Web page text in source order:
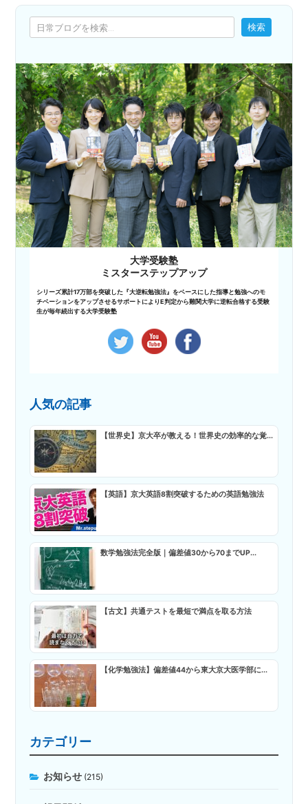
検索
検索
大学受験塾
ミスターステップアップ
シリーズ累計17万部を突破した『大逆転勉強法』をベースにした指導と勉強へのモ
チベーションをアップさせるサポートによりE判定から難関大学に逆転合格する受験
生が毎年続出する大学受験塾
人気の記事
【世界史】京大卒が教える！世界史の効率的な覚...
【英語】京大英語8割突破するための英語勉強法
数学勉強法完全版｜偏差値30から70までUP...
【古文】共通テストを最短で満点を取る方法
【化学勉強法】偏差値44から東大京大医学部に...
カテゴリー
お知らせ (215)